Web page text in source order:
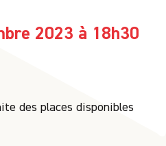
2023 à 18h30
des places disponibles